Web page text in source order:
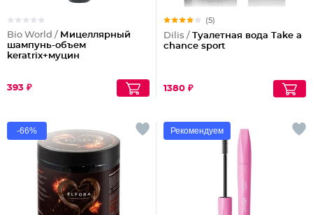
Bio World / Мицеллярный
шампунь-объем
keratrix+муцин
393 ₽
(5)
Dilis / Туалетная вода Take a
chance sport
1380 ₽
-66% Рекомендуем